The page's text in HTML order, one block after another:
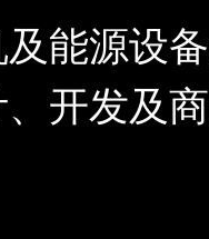
能源设
开发及